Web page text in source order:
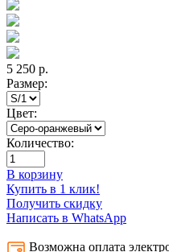
5 250 р.
Размер:
Цвет:
Количество:
В корзину
Купить в 1 клик!
Получить скидку
Написать в WhatsApp
Возможна оплата